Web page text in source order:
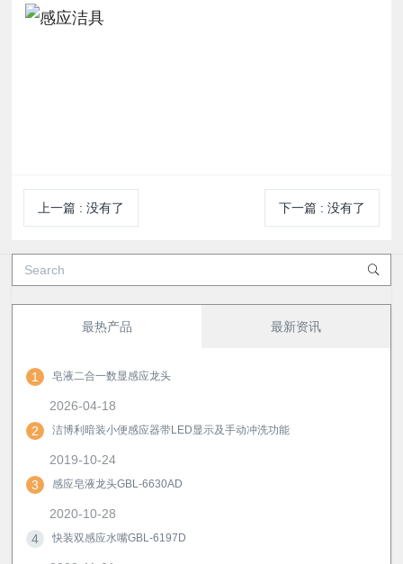
上一篇 :没有了 下一篇: 没有了
最热产品 最新资讯
1 皂液二合一数显感应龙头
2026-04-18
2
洁博利暗装小便感应器带LED显示及手动冲洗功能
2019-10-24
3
感应皂液龙头GBL-6630AD
2020-10-28
4
快装双感应水嘴GBL-6197D